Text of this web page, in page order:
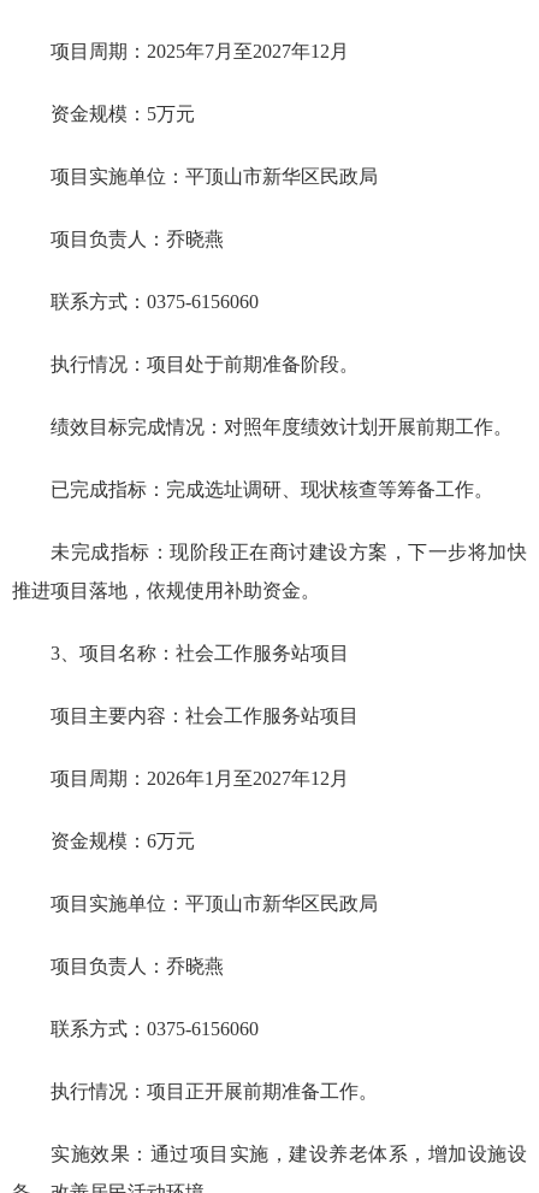
项目周期：2025年7月至2027年12月
资金规模：5万元
项目实施单位：平顶山市新华区民政局
项目负责人：乔晓燕
联系方式：0375-6156060
执行情况： 项目处于前期准备阶段。
绩效目标完成情况： 对照年度绩效计划开展前期工作。
已完成指标： 完成选址调研、现状核查等筹备工作。
未完成指标：现阶段正在商讨建设方案，下一步将加快
推进项目落地，依规使用补助资金。
3、项目名称：社会工作服务站项目
项目主要内容：社会工作服务站项目
项目周期：2026年1月至2027年12月
资金规模：6万元
项目实施单位：平顶山市新华区民政局
项目负责人：乔晓燕
联系方式：0375-6156060
执行情况： 项目正开展前期准备工作。
实施效果：通过项目实施，建设养老体系，增加设施设